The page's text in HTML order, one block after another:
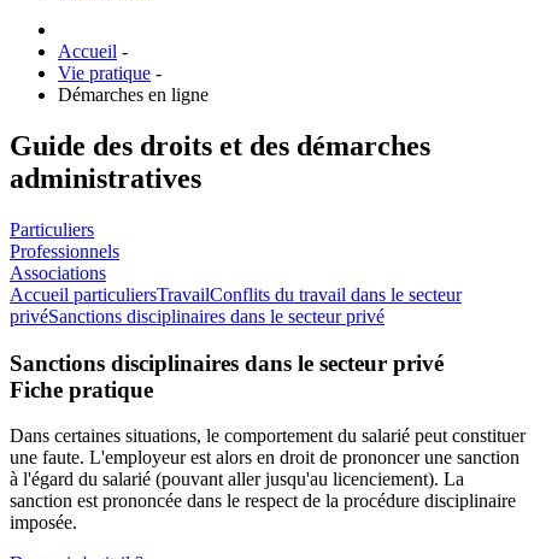
Accueil -
Vie pratique -
Démarches en ligne
Guide des droits et des démarches
administratives
Particuliers
Professionnels
Associations
Accueil particuliersTravailConflits du travail dans le secteur
privéSanctions disciplinaires dans le secteur privé
Sanctions disciplinaires dans le secteur privé
Fiche pratique
Dans certaines situations, le comportement du salarié peut constituer
une faute. L'employeur est alors en droit de prononcer une sanction
à l'égard du salarié (pouvant aller jusqu'au licenciement). La
sanction est prononcée dans le respect de la procédure disciplinaire
imposée.